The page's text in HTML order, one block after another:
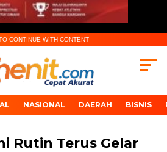
CONTINUE WITH CONTENT
NASIONAL DAERAH BISNIS
Rutin Terus Gelar